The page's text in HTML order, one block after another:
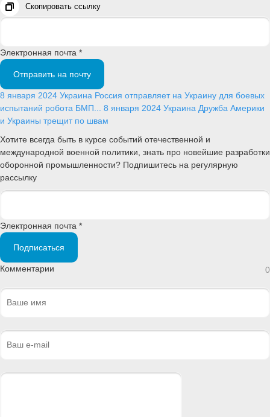
Скопировать ссылку
Электронная почта *
Отправить на почту
8 января 2024 Украина Россия отправляет на Украину для боевых
испытаний робота БМП... 8 января 2024 Украина Дружба Америки
и Украины трещит по швам
Хотите всегда быть в курсе событий отечественной и
международной военной политики, знать про новейшие разработки
оборонной промышленности? Подпишитесь на регулярную
рассылку
Электронная почта *
Подписаться
Комментарии 0